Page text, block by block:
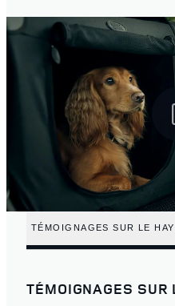
TÉMOIGNAGES SUR LE
TÉMOIGNAGES SUR